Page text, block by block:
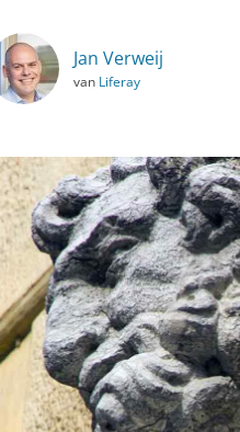
Jan Verweij
van Liferay